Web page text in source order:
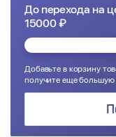
До перехода на
15000 ₽
Добавьте в корзину
получите еще большую